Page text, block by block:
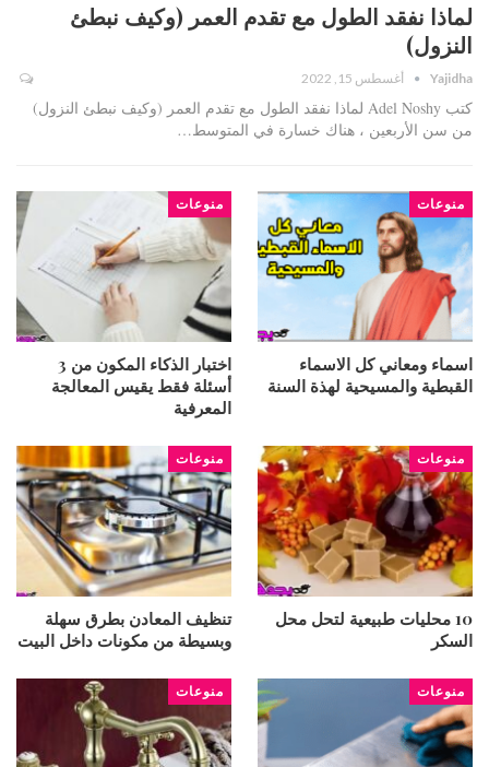
لماذا نفقد الطول مع تقدم العمر (وكيف نبطئ
النزول)
Yajidha أغسطس 15, 2022
كتب Adel Noshy لماذا نفقد الطول مع تقدم العمر (وكيف نبطئ النزول)
من سن الأربعين ، هناك خسارة في المتوسط…
منوعات
اسماء ومعاني كل الاسماء
القبطية والمسيحية لهذة السنة
منوعات
اختبار الذكاء المكون من 3
أسئلة فقط يقيس المعالجة
المعرفية
منوعات
10 محليات طبيعية لتحل محل
السكر
منوعات
تنظيف المعادن بطرق سهلة
وبسيطة من مكونات داخل البيت
منوعات منوعات